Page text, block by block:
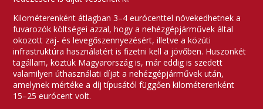
Kilométerenként átlagban 3–4 eurócenttel növekedhetnek a
fuvarozók költségei azzal, hogy a nehézgépjárművek által
okozott zaj- és levegőszennyezésért, illetve a közúti
infrastruktúra használatért is fizetni kell a jövőben. Huszonkét
tagállam, köztük Magyarország is, már eddig is szedett
valamilyen úthasználati díjat a nehézgépjárművek után,
amelynek mértéke a díj típusától függően kilométerenként
15–25 eurócent volt.